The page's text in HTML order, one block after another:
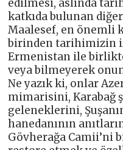
edilmesi, aslında
katkıda bulunan
Maalesef, en önemli
birinden tarihimizin
Ermenistan ile
veya bilmeyerek
Ne yazık ki, onlar
mimarisini, Karabağ
geleneklerini,
hanedanının
Gövherağa Camii’ni